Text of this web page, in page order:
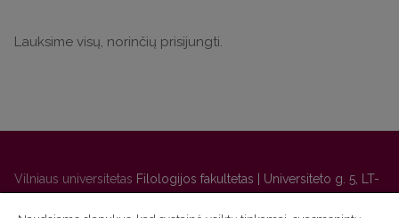
Lauksime visų, norinčių prisijungti.
Vilniaus universitetas Filologijos fakultetas | Universiteto g. 5, LT-
01131 Vilnius